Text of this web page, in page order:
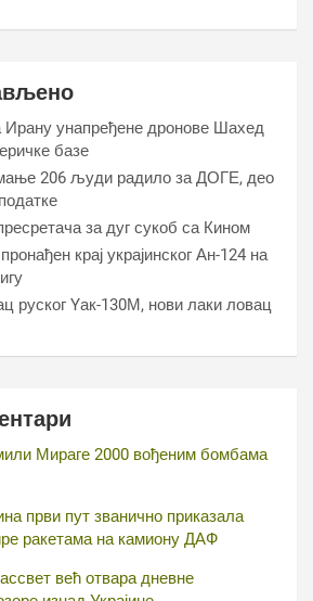
Ирану унапређене дронове Шахед
базе
206 људи радило за ДОГЕ, део
за дуг сукоб са Кином
крај украјинског Ан-124 на
руског Yак-130М, нови лаки ловац
Мираге 2000 вођеним бомбама
први пут званично приказала
ракетама на камиону ДАФ
већ отвара дневне